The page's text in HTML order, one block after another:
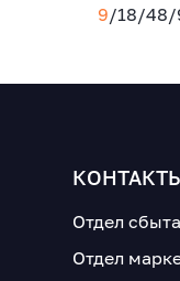
9/18/48/
Отдел сбыта
Отдел